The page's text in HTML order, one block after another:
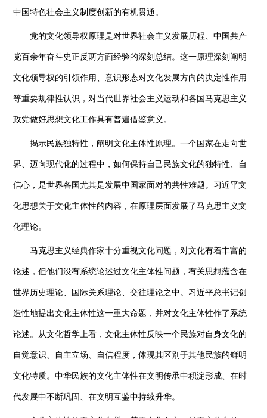
中国特色社会主义制度创新的有机贯通。
党的文化领导权原理是对世界社会主义发展历程、中国共产
党百余年奋斗史正反两方面经验的深刻总结。这一原理深刻阐明
文化领导权的引领作用、意识形态对文化发展方向的决定性作用
等重要规律性认识，对当代世界社会主义运动和各国马克思主义
政党做好思想文化工作具有普遍借鉴意义。
揭示民族独特性，阐明文化主体性原理。一个国家在走向世
界、迈向现代化的过程中，如何保持自己民族文化的独特性、自
信心，是世界各国尤其是发展中国家面对的共性难题。习近平文
化思想关于文化主体性的内容，在原理层面发展了马克思主义文
化理论。
马克思主义经典作家十分重视文化问题，对文化有着丰富的
论述，但他们没有系统论述过文化主体性问题，有关思想蕴含在
世界历史理论、国际关系理论、交往理论之中。习近平总书记创
造性地提出文化主体性这一重大命题，并对文化主体性作了系统
论述。从文化哲学上看，文化主体性反映一个民族对自身文化的
自觉意识、自主立场、自信程度，体现其区别于其他民族的鲜明
文化特质。中华民族的文化主体性在文明传承中积淀形成、在时
代发展中不断巩固、在文明互鉴中持续升华。